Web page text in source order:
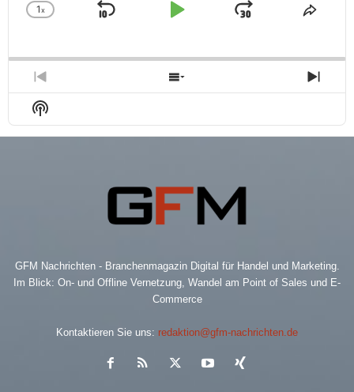
Change
1x
Skip
Play
Jump
Share
Previous
Episode
Show
Episodes
Next
Show
Podcast
Information
GFM Nachrichten - Branchenmagazin Digital für Handel und Marketing.
Im Blick: On- und Offline Vernetzung, Wandel am Point of Sales und E-
Commerce
Kontaktieren Sie uns: redaktion@gfm-nachrichten.de